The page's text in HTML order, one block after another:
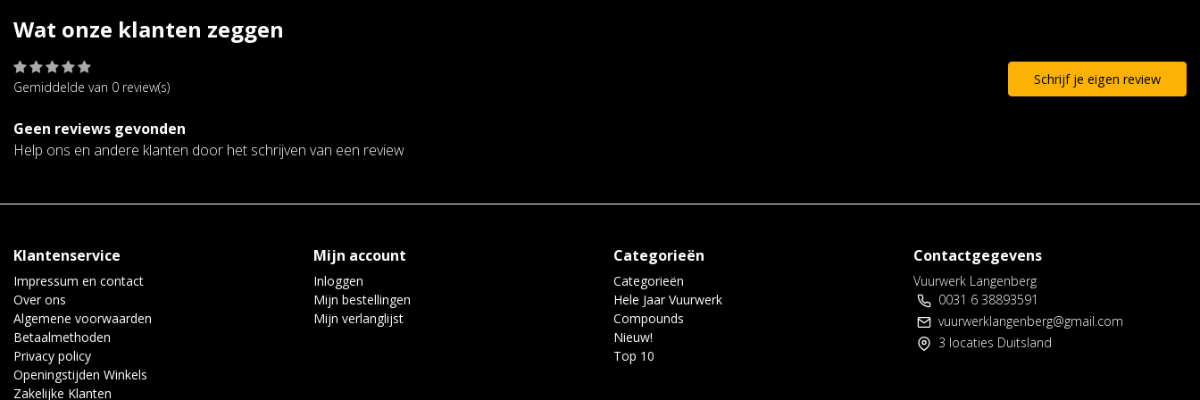
Wat onze klanten zeggen
Gemiddelde van 0 review(s) Schrijf je eigen review
Geen reviews gevonden
Help ons en andere klanten door het schrijven van een review
Klantenservice
Impressum en contact
Over ons
Algemene voorwaarden
Betaalmethoden
Privacy policy
Openingstijden Winkels
Zakelijke Klanten
Mijn account
Inloggen
Mijn bestellingen
Mijn verlanglijst
Categorieën
Categorieën
Hele Jaar Vuurwerk
Compounds
Nieuw!
Top 10
Contactgegevens
Vuurwerk Langenberg
0031 6 38893591
vuurwerklangenberg@gmail.com
3 locaties Duitsland